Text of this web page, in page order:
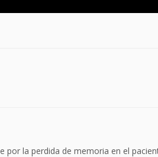
por la perdida de memoria en el